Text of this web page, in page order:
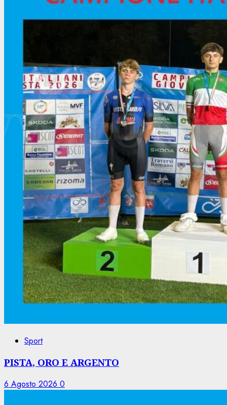
Sport
PISTA, ORO E ARGENTO
6 Agosto 2026 0